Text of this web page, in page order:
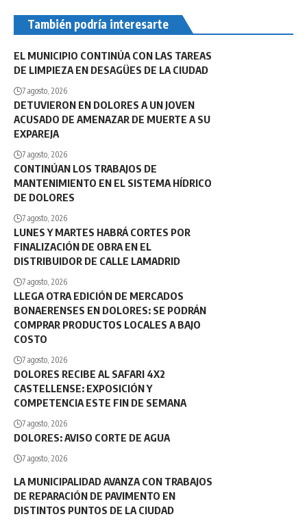
También podría interesarte
EL MUNICIPIO CONTINÚA CON LAS TAREAS
DE LIMPIEZA EN DESAGÜES DE LA CIUDAD
7 agosto, 2026
DETUVIERON EN DOLORES A UN JOVEN
ACUSADO DE AMENAZAR DE MUERTE A SU
EXPAREJA
7 agosto, 2026
CONTINÚAN LOS TRABAJOS DE
MANTENIMIENTO EN EL SISTEMA HÍDRICO
DE DOLORES
7 agosto, 2026
LUNES Y MARTES HABRÁ CORTES POR
FINALIZACIÓN DE OBRA EN EL
DISTRIBUIDOR DE CALLE LAMADRID
7 agosto, 2026
LLEGA OTRA EDICIÓN DE MERCADOS
BONAERENSES EN DOLORES: SE PODRÁN
COMPRAR PRODUCTOS LOCALES A BAJO
COSTO
7 agosto, 2026
DOLORES RECIBE AL SAFARI 4X2
CASTELLENSE: EXPOSICIÓN Y
COMPETENCIA ESTE FIN DE SEMANA
7 agosto, 2026
DOLORES: AVISO CORTE DE AGUA
7 agosto, 2026
LA MUNICIPALIDAD AVANZA CON TRABAJOS
DE REPARACIÓN DE PAVIMENTO EN
DISTINTOS PUNTOS DE LA CIUDAD